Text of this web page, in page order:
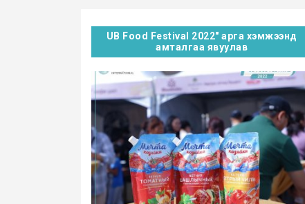
UB Food Festival 2022" арга хэмжээнд
амталгаа явуулав